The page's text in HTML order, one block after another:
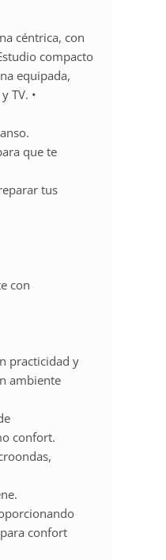
céntrica, con
compacto
equipada,
TV. •
que te
tus
con
practicidad y
ambiente
confort.
confort